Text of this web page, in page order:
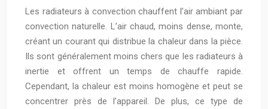
Les radiateurs à convection chauffent l’air ambiant par
convection naturelle. L’air chaud, moins dense, monte,
créant un courant qui distribue la chaleur dans la pièce.
Ils sont généralement moins chers que les radiateurs à
inertie et offrent un temps de chauffe rapide.
Cependant, la chaleur est moins homogène et peut se
concentrer près de l’appareil. De plus, ce type de